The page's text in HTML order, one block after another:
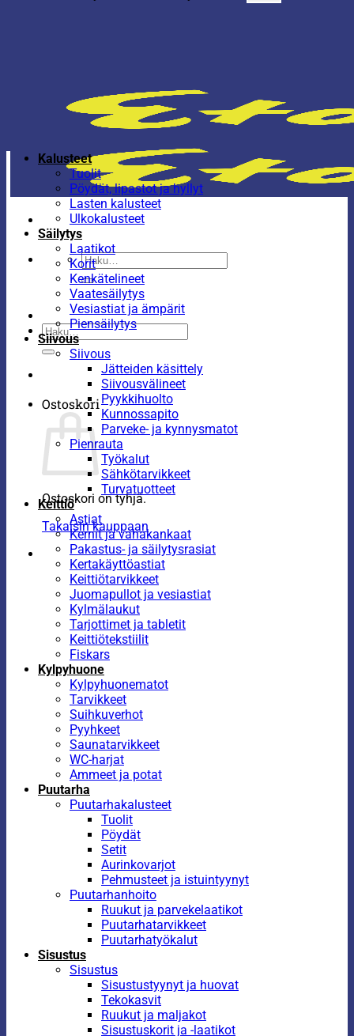
Etsi:
Etsi:
Ostoskori
Ostoskori on tyhjä.
Takaisin kauppaan
Kalusteet
Tuolit
Pöydät, lipastot ja hyllyt
Lasten kalusteet
Ulkokalusteet
Säilytys
Laatikot
Korit
Kenkätelineet
Vaatesäilytys
Vesiastiat ja ämpärit
Piensäilytys
Siivous
Siivous
Jätteiden käsittely
Siivousvälineet
Pyykkihuolto
Kunnossapito
Parveke- ja kynnysmatot
Pienrauta
Työkalut
Sähkötarvikkeet
Turvatuotteet
Keittiö
Astiat
Kernit ja vahakankaat
Pakastus- ja säilytysrasiat
Kertakäyttöastiat
Keittiötarvikkeet
Juomapullot ja vesiastiat
Kylmälaukut
Tarjottimet ja tabletit
Keittiötekstiilit
Fiskars
Kylpyhuone
Kylpyhuonematot
Tarvikkeet
Suihkuverhot
Pyyhkeet
Saunatarvikkeet
WC-harjat
Ammeet ja potat
Puutarha
Puutarhakalusteet
Tuolit
Pöydät
Setit
Aurinkovarjot
Pehmusteet ja istuintyynyt
Puutarhanhoito
Ruukut ja parvekelaatikot
Puutarhatarvikkeet
Puutarhatyökalut
Sisustus
Sisustus
Sisustustyynyt ja huovat
Tekokasvit
Ruukut ja maljakot
Sisustuskorit ja -laatikot